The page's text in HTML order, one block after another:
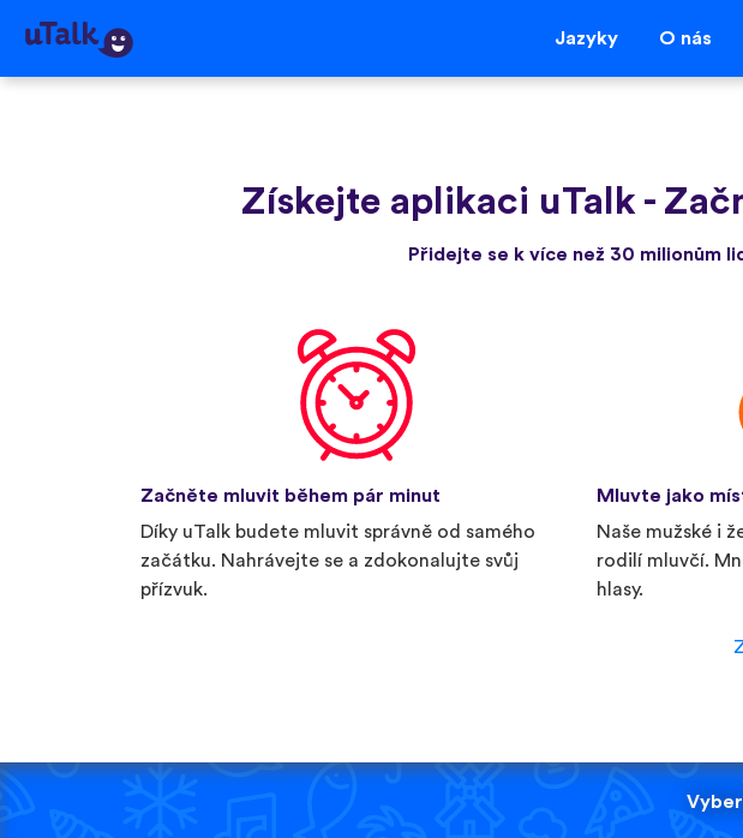
Jazyky O nás
Získejte aplikaci uTalk -
Přidejte se k více než 30 milionům
Začněte mluvit během pár minut
Díky uTalk budete mluvit správně od samého
začátku. Nahrávejte se a zdokonalujte svůj
přízvuk.
Mluvte jako
Naše mužské i
rodilí mluvčí.
hlasy.